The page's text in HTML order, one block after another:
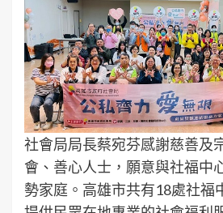
社會局局長蔡宛芬感謝慈善及
會、善心人士，願意與社福中
勢家庭。高雄市共有18處社福